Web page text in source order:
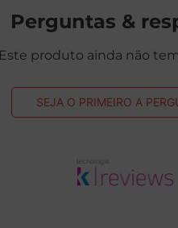
Perguntas &
Este produto ainda não
SEJA O PRIMEIRO A